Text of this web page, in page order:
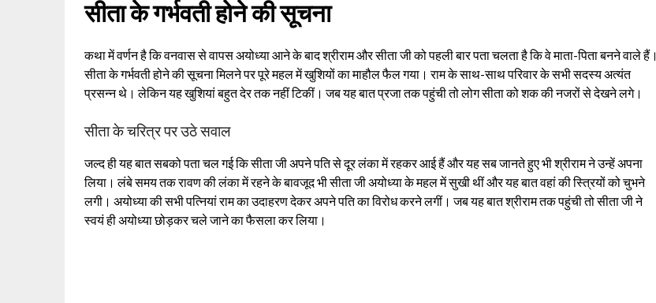
सीता के गर्भवती होने की सूचना
कथा में वर्णन है कि वनवास से वापस अयोध्या आने के बाद श्रीराम और सीता जी को पहली बार पता चलता है कि वे माता-पिता बनने वाले हैं।
सीता के गर्भवती होने की सूचना मिलने पर पूरे महल में खुशियों का माहौल फैल गया। राम के साथ-साथ परिवार के सभी सदस्य अत्यंत
प्रसन्न थे। लेकिन यह खुशियां बहुत देर तक नहीं टिकीं। जब यह बात प्रजा तक पहुंची तो लोग सीता को शक की नजरों से देखने लगे।
सीता के चरित्र पर उठे सवाल
जल्द ही यह बात सबको पता चल गई कि सीता जी अपने पति से दूर लंका में रहकर आई हैं और यह सब जानते हुए भी श्रीराम ने उन्हें अपना
लिया। लंबे समय तक रावण की लंका में रहने के बावजूद भी सीता जी अयोध्या के महल में सुखी थीं और यह बात वहां की स्त्रियों को चुभने
लगी। अयोध्या की सभी पत्नियां राम का उदाहरण देकर अपने पति का विरोध करने लगीं। जब यह बात श्रीराम तक पहुंची तो सीता जी ने
स्वयं ही अयोध्या छोड़कर चले जाने का फैसला कर लिया।